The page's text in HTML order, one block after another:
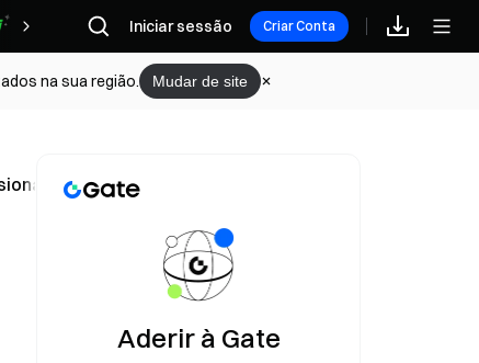
Recompensas
Iniciar sessão Criar Conta
na sua região. Mudar de site
especulação de rally a 4/20
Aderir à Gate